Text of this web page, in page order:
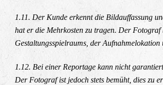
1.11. Der Kunde erkennt die Bildauffassung
hat er die Mehrkosten zu tragen. Der Fotograf
Gestaltungsspielraums, der
1.12. Bei einer Reportage kann nicht
Der Fotograf ist jedoch stets bemüht, dies zu